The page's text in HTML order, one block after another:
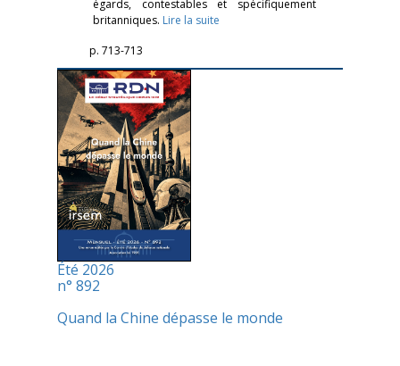
égards, contestables et spécifiquement
britanniques. Lire la suite
p. 713-713
Été 2026
n° 892
Quand la Chine dépasse le monde